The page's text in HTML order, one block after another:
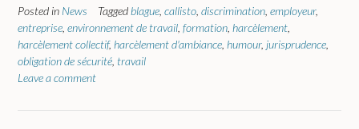
Posted in News Tagged blague callisto discrimination employeur,
entreprise environnement de travail formation harcèlement
harcèlement collectif, harcèlement d'ambiance humour, jurisprudence
obligation de sécurité travail
Leave a comment